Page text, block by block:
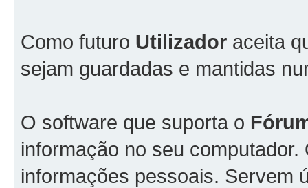
Como futuro Utilizador aceita
sejam guardadas e mantidas
O software que suporta o
informação no seu
informações pessoais. Servem